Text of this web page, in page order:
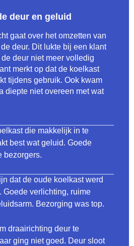
deur en geluid
gaat over het omzetten van
deur. Dit lukte bij een klant
deur niet meer volledig
merkt op dat de koelkast
tijdens gebruik. Ook kwam
diepte niet overeen met wat
die makkelijk in te
best wat geluid. Goede
bezorgers.
dat de oude koelkast werd
Goede verlichting, ruime
Bezorging was top.
draairichting deur te
ging niet goed. Deur sloot